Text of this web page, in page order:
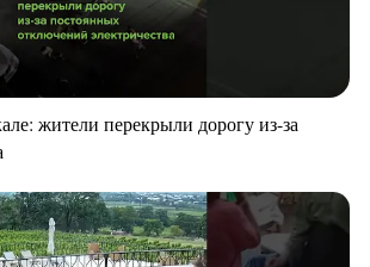
жители перекрыли дорогу из-за